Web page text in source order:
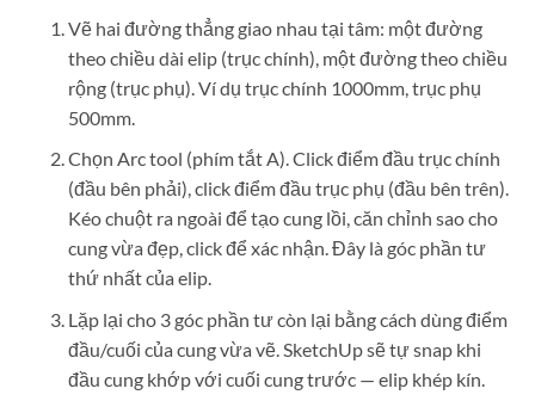
Vẽ hai đường thẳng giao nhau tại tâm: một đường
theo chiều dài elip (trục chính), một đường theo chiều
rộng (trục phụ). Ví dụ trục chính 1000mm, trục phụ
500mm.
Chọn Arc tool (phím tắt A). Click điểm đầu trục chính
(đầu bên phải), click điểm đầu trục phụ (đầu bên trên).
Kéo chuột ra ngoài để tạo cung lồi, căn chỉnh sao cho
cung vừa đẹp, click để xác nhận. Đây là góc phần tư
thứ nhất của elip.
Lặp lại cho 3 góc phần tư còn lại bằng cách dùng điểm
đầu/cuối của cung vừa vẽ. SketchUp sẽ tự snap khi
đầu cung khớp với cuối cung trước — elip khép kín.